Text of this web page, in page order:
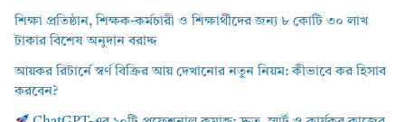
শিক্ষা প্রতিষ্ঠান, শিক্ষক-কর্মচারী ও শিক্ষার্থীদের জন্য ৮ কোটি ৩০ লাখ
টাকার বিশেষ অনুদান বরাদ্দ
আয়কর রিটার্নে স্বর্ণ বিক্রির আয় দেখানোর নতুন নিয়ম: কীভাবে কর হিসাব
করবেন?